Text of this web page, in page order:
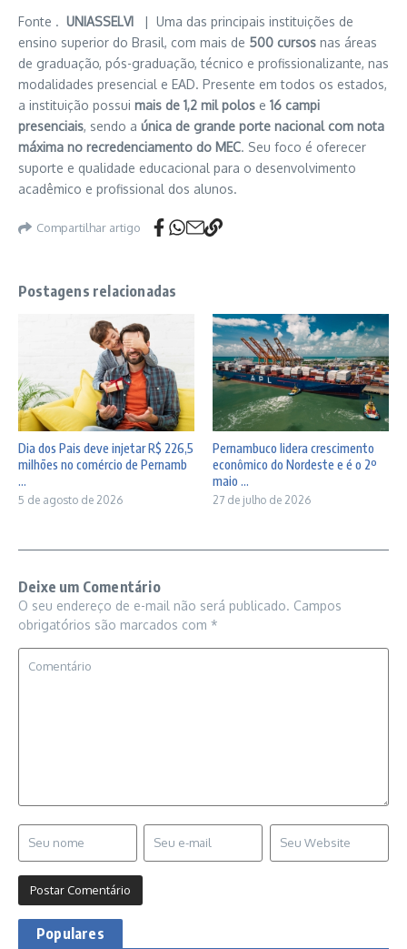
Fonte . UNIASSELVI | Uma das principais instituições de
ensino superior do Brasil, com mais de 500 cursos nas áreas
de graduação, pós-graduação, técnico e profissionalizante, nas
modalidades presencial e EAD. Presente em todos os estados,
a instituição possui mais de 1,2 mil polos e 16 campi
presenciais, sendo a única de grande porte nacional com nota
máxima no recredenciamento do MEC. Seu foco é oferecer
suporte e qualidade educacional para o desenvolvimento
acadêmico e profissional dos alunos.
Compartilhar artigo
Postagens relacionadas
Dia dos Pais deve injetar R$ 226,5
milhões no comércio de Pernamb
...
5 de agosto de 2026
Pernambuco lidera crescimento
econômico do Nordeste e é o 2º
maio ...
27 de julho de 2026
Deixe um Comentário
O seu endereço de e-mail não será publicado. Campos
obrigatórios são marcados com *
Populares